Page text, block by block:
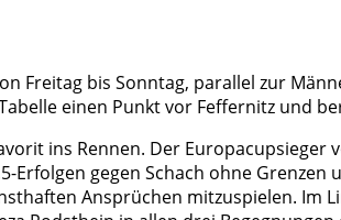
Freitag bis Sonntag, parallel zur
einen Punkt vor Feffernitz und
ins Rennen. Der
gegen Schach ohne
Ansprüchen mitzuspielen. Im